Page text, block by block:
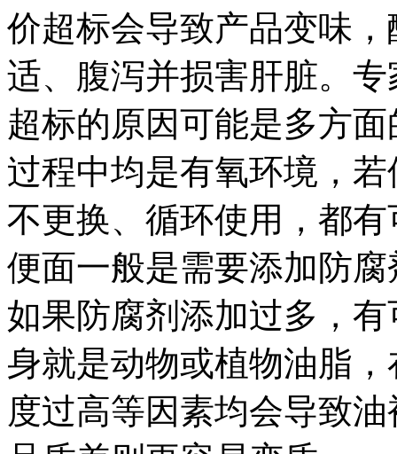
价超标会导致产品变味
适、腹泻并损害肝脏。
超标的原因可能是多方
过程中均是有氧环境，
不更换、循环使用，都
便面一般是需要添加防
如果防腐剂添加过多，
身就是动物或植物油脂
度过高等因素均会导致